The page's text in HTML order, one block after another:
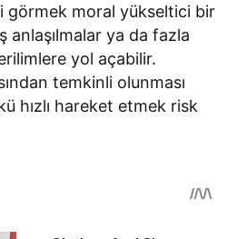
görmek moral yükseltici bir
anlaşılmalar ya da fazla
yol açabilir.
temkinli olunması
hızlı hareket etmek risk